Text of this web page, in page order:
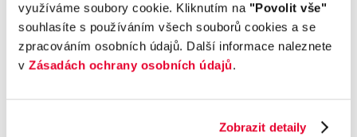
využíváme soubory cookie. Kliknutím na "Povolit vše"
souhlasíte s používáním všech souborů cookies a se
zpracováním osobních údajů. Další informace naleznete
v Zásadách ochrany osobních údajů.
Zobrazit detaily
Bezpečnost a technika
Příplatková výbava
informativní charakter. Tato indikativní nabídka